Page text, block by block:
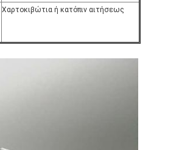
Χαρτοκιβώτια ή κατόπιν αιτήσεως